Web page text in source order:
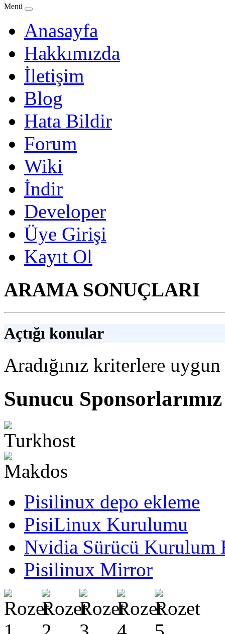
Menü
Anasayfa
Hakkımızda
İletişim
Blog
Hata Bildir
Forum
Wiki
İndir
Developer
Üye Girişi
Kayıt Ol
ARAMA SONUÇLARI
Açtığı konular
Aradığınız kriterlere
Sunucu Sponsorlarımız
Pisilinux depo ekleme
PisiLinux Kurulumu
Nvidia Sürücü Kurulum
Pisilinux Mirror